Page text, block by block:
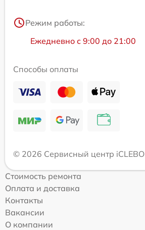
Режим работы:
Ежедневно с 9:00 до 21:00
Способы оплаты
© 2026 Сервисный центр iCLEBO
Стоимость ремонта
Оплата и доставка
Контакты
Вакансии
О компании